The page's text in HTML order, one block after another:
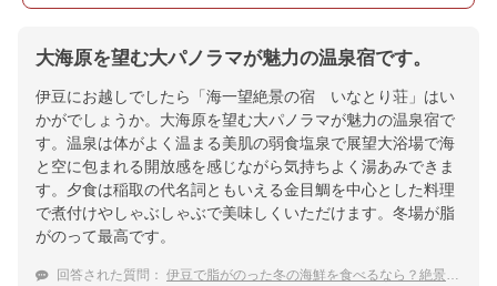
大海原を望む大パノラマが魅力の温泉宿です。
伊豆にお越しでしたら「海一望絶景の宿 いなとり荘」はい
かがでしょうか。大海原を望む大パノラマが魅力の温泉宿で
す。温泉は体がよく温まる美肌の弱食塩泉で展望大浴場で海
と空に包まれる開放感を感じながら気持ちよく湯あみできま
す。夕食は稲取の代名詞ともいえる金目鯛を中心とした料理
で煮付けやしゃぶしゃぶで美味しくいただけます。冬場が脂
がのって最高です。
回答された質問： 伊豆で脂がのった冬の海鮮を食べるなら？絶景温泉にも入れる最高の宿